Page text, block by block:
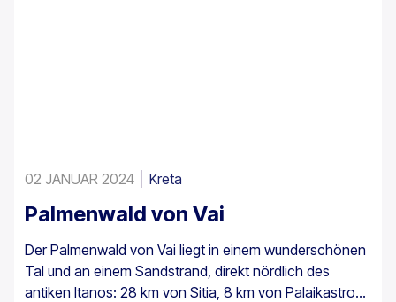
02 JANUAR 2024 Kreta
Palmenwald von Vai
Der Palmenwald von Vai liegt in einem wunderschönen
Tal und an einem Sandstrand, direkt nördlich des
antiken Itanos: 28 km von Sitia, 8 km von Palaikastro